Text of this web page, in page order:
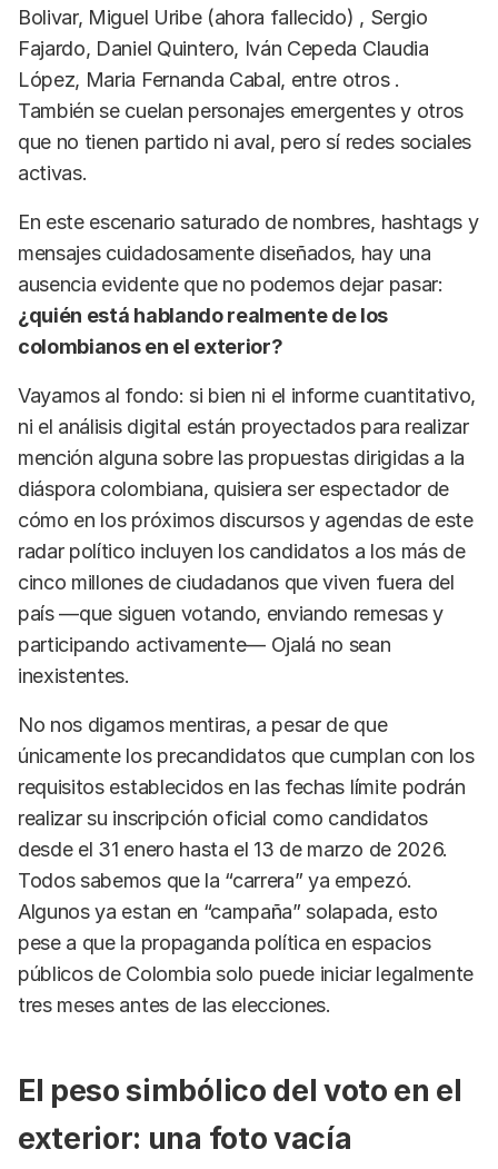
Bolivar, Miguel Uribe (ahora fallecido) , Sergio
Fajardo, Daniel Quintero, Iván Cepeda Claudia
López, Maria Fernanda Cabal, entre otros .
También se cuelan personajes emergentes y otros
que no tienen partido ni aval, pero sí redes sociales
activas.
En este escenario saturado de nombres, hashtags y
mensajes cuidadosamente diseñados, hay una
ausencia evidente que no podemos dejar pasar:
¿quién está hablando realmente de los
colombianos en el exterior?
Vayamos al fondo: si bien ni el informe cuantitativo,
ni el análisis digital están proyectados para realizar
mención alguna sobre las propuestas dirigidas a la
diáspora colombiana, quisiera ser espectador de
cómo en los próximos discursos y agendas de este
radar político incluyen los candidatos a los más de
cinco millones de ciudadanos que viven fuera del
país —que siguen votando, enviando remesas y
participando activamente— Ojalá no sean
inexistentes.
No nos digamos mentiras, a pesar de que
únicamente los precandidatos que cumplan con los
requisitos establecidos en las fechas límite podrán
realizar su inscripción oficial como candidatos
desde el 31 enero hasta el 13 de marzo de 2026.
Todos sabemos que la “carrera” ya empezó.
Algunos ya estan en “campaña” solapada, esto
pese a que la propaganda política en espacios
públicos de Colombia solo puede iniciar legalmente
tres meses antes de las elecciones.
El peso simbólico del voto en el
exterior: una foto vacía